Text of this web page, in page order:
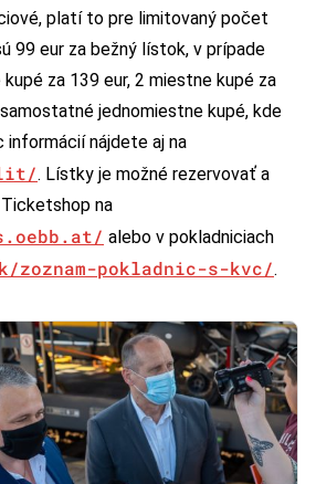
platí to pre limitovaný počet
99 eur za bežný lístok, v prípade
za 139 eur, 2 miestne kupé za
jednomiestne kupé, kde
informácií nájdete aj na
. Lístky je možné rezervovať a
na
alebo v pokladniciach
zoznam-pokladnic-s-kvc/.